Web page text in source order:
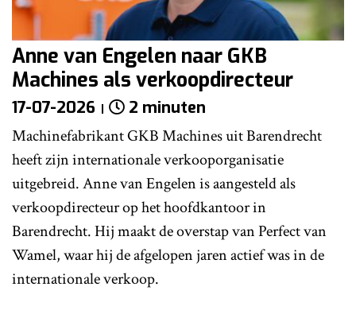
Anne van Engelen naar GKB
Machines als verkoopdirecteur
17-07-2026 2 minuten
Machinefabrikant GKB Machines uit Barendrecht
heeft zijn internationale verkooporganisatie
uitgebreid. Anne van Engelen is aangesteld als
verkoopdirecteur op het hoofdkantoor in
Barendrecht. Hij maakt de overstap van Perfect van
Wamel, waar hij de afgelopen jaren actief was in de
internationale verkoop.